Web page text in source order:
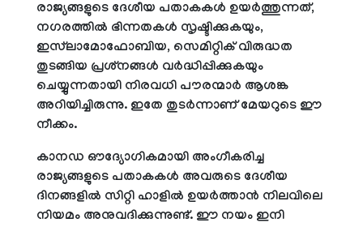
രാജ്യങ്ങളുടെ ദേശീയ പതാകകൾ ഉയർത്തുന്നത്,
നഗരത്തിൽ ഭിന്നതകൾ സൃഷ്ടിക്കുകയും,
ഇസ്‌ലാമോഫോബിയ, സെമിറ്റിക് വിരുദ്ധത
തുടങ്ങിയ പ്രശ്‌നങ്ങൾ വർദ്ധിപ്പിക്കുകയും
ചെയ്യുന്നതായി നിരവധി പൗരന്മാർ ആശങ്ക
അറിയിച്ചിരുന്നു. ഇതേ തുടർന്നാണ് മേയറുടെ ഈ
നീക്കം.
കാനഡ ഔദ്യോഗികമായി അംഗീകരിച്ച
രാജ്യങ്ങളുടെ പതാകകൾ അവരുടെ ദേശീയ
ദിനങ്ങളിൽ സിറ്റി ഹാളിൽ ഉയർത്താൻ നിലവിലെ
നിയമം അനുവദിക്കുന്നുണ്ട്. ഈ നയം ഇനി